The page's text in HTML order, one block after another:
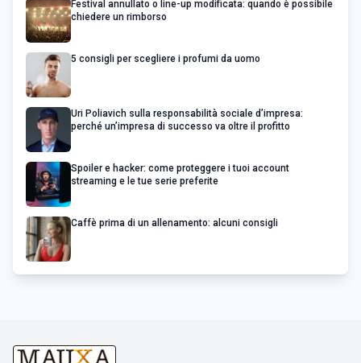
Festival annullato o line-up modificata: quando è possibile
chiedere un rimborso
5 consigli per scegliere i profumi da uomo
Uri Poliavich sulla responsabilità sociale d’impresa:
perché un’impresa di successo va oltre il profitto
Spoiler e hacker: come proteggere i tuoi account
streaming e le tue serie preferite
Caffè prima di un allenamento: alcuni consigli